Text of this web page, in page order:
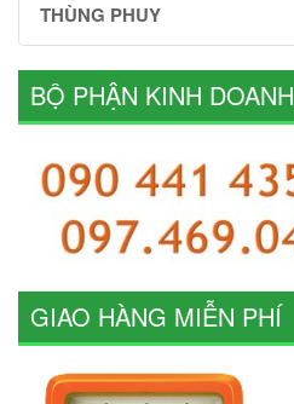
THÙNG PHUY
BỘ PHẬN KINH DOANH
GIAO HÀNG MIỄN PHÍ